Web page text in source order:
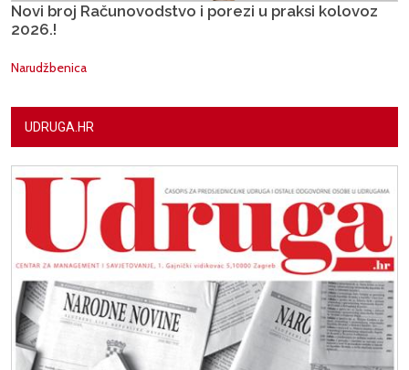
Novi broj Računovodstvo i porezi u praksi kolovoz
2026.!
Narudžbenica
UDRUGA.HR